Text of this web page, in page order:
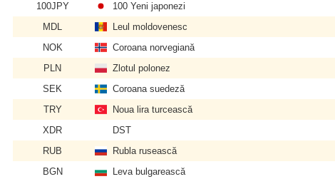
100JPY
100 Yeni japonezi
MDL
Leul moldovenesc
NOK
Coroana norvegiană
PLN
Zlotul polonez
SEK
Coroana suedeză
TRY
Noua lira turcească
XDR
DST
RUB
Rubla rusească
BGN
Leva bulgarească